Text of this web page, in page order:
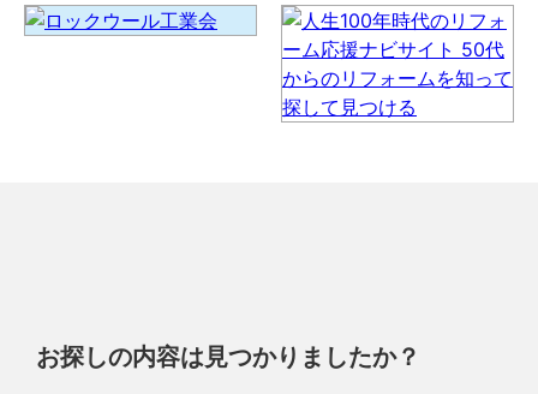
お探しの内容は見つかりましたか？